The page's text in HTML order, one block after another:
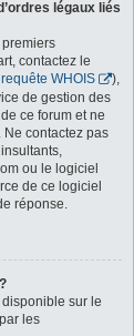
légaux liés
premiers
contactez le
requête WHOIS
),
de gestion des
ce forum et ne
contactez pas
ou le logiciel
de ce logiciel
réponse.
sur le
les